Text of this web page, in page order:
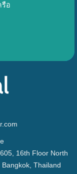
รือ
16th Floor North
Thailand